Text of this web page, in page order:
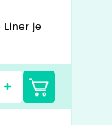
Liner je